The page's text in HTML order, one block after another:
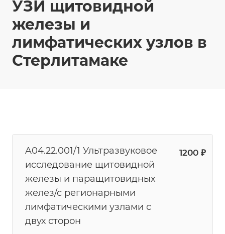
УЗИ щитовидной
железы и
лимфатических узлов в
Стерлитамаке
A04.22.001/1 Ультразвуковое
исследование щитовидной
железы и паращитовидных
желез/с регионарными
лимфатическими узлами с
двух сторон
1200 ₽